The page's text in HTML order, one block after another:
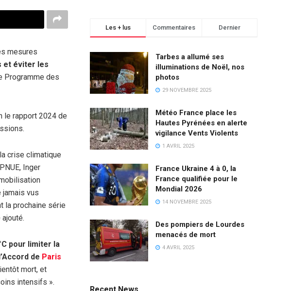
mesures
et éviter les
Programme des
le rapport 2024 de
crise climatique
Inger
jamais vus
la prochaine série
pour limiter la
de Paris
mort, et
intensifs ».
Les + lus Commentaires Dernier
Tarbes a allumé ses
illuminations de Noël, nos
photos
29 NOVEMBRE 2025
Météo France place les
Hautes Pyrénées en alerte
vigilance Vents Violents
1 AVRIL 2025
France Ukraine 4 à 0, la
France qualifiée pour le
Mondial 2026
14 NOVEMBRE 2025
Des pompiers de Lourdes
menacés de mort
4 AVRIL 2025